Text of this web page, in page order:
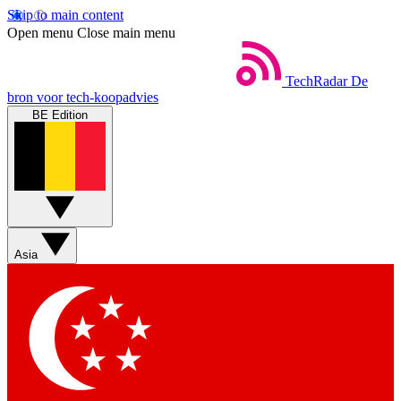
Skip to main content
Open menu Close main menu
TechRadar De
bron voor tech-koopadvies
BE Edition
Asia